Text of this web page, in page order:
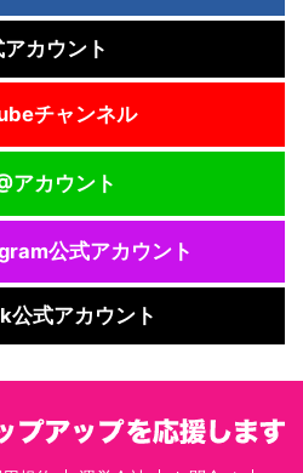
カウント
チャンネル
アカウント
公式アカウント
公式アカウント